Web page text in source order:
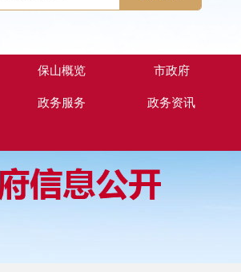
保山概览 市政府
政务服务 政务资讯